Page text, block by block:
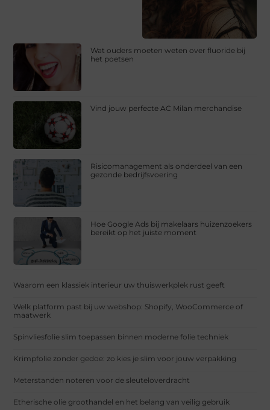
Wat ouders moeten weten over fluoride bij
het poetsen
Vind jouw perfecte AC Milan merchandise
Risicomanagement als onderdeel van een
gezonde bedrijfsvoering
Hoe Google Ads bij makelaars huizenzoekers
bereikt op het juiste moment
Waarom een klassiek interieur uw thuiswerkplek rust geeft
Welk platform past bij uw webshop: Shopify, WooCommerce of
maatwerk
Spinvliesfolie slim toepassen binnen moderne folie techniek
Krimpfolie zonder gedoe: zo kies je slim voor jouw verpakking
Meterstanden noteren voor de sleuteloverdracht
Etherische olie groothandel en het belang van veilig gebruik